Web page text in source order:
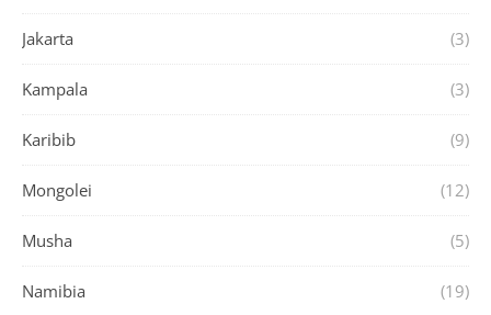
Jakarta (3)
Kampala (3)
Karibib (9)
Mongolei (12)
Musha (5)
Namibia (19)